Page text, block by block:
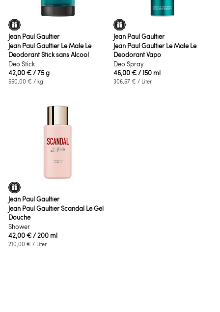
Jean Paul Gaultier
Jean Paul Gaultier Le Male Le
Deodorant Stick sans Alcool
Deo Stick
42,00 €/ 75 g
560,00 € / kg
Jean Paul Gaultier
Jean Paul Gaultier Le Male Le
Deodorant Vapo
Deo Spray
46,00 €/ 150 ml
306,67 € / Liter
Jean Paul Gaultier
Jean Paul Gaultier Scandal Le Gel
Douche
Shower
42,00 €/ 200 ml
210,00 € / Liter